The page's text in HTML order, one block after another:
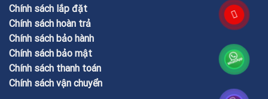
Chính sách lắp đặt
Chính sách hoàn trả
Chính sách bảo hành
Chính sách bảo mật
Chính sách thanh toán
Chính sách vận chuyển